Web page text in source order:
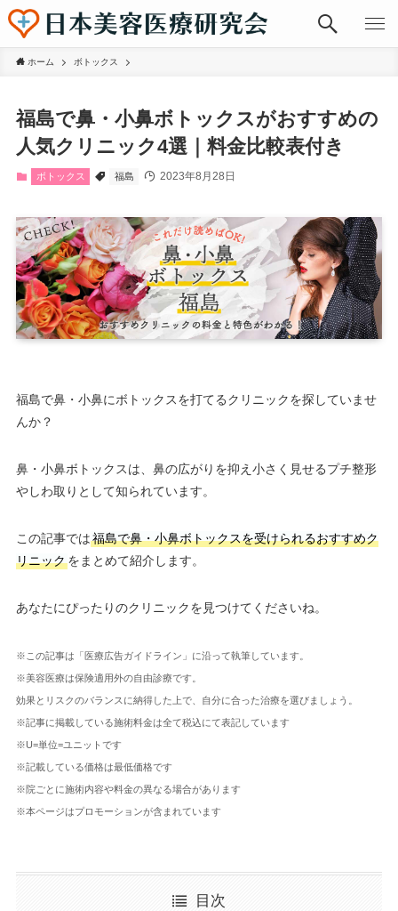
ホーム ボトックス
福島で鼻・小鼻ボトックスがおすすめの
人気クリニック4選｜料金比較表付き
ボトックス 福島 2023年8月28日
福島で鼻・小鼻にボトックスを打てるクリニックを探していませ
んか？
鼻・小鼻ボトックスは、鼻の広がりを抑え小さく見せるプチ整形
やしわ取りとして知られています。
この記事では福島で鼻・小鼻ボトックスを受けられるおすすめク
リニックをまとめて紹介します。
あなたにぴったりのクリニックを見つけてくださいね。
※この記事は「医療広告ガイドライン」に沿って執筆しています。
※美容医療は保険適用外の自由診療です。
効果とリスクのバランスに納得した上で、自分に合った治療を選びましょう。
※記事に掲載している施術料金は全て税込にて表記しています
※U=単位=ユニットです
※記載している価格は最低価格です
※院ごとに施術内容や料金の異なる場合があります
※本ページはプロモーションが含まれています
目次